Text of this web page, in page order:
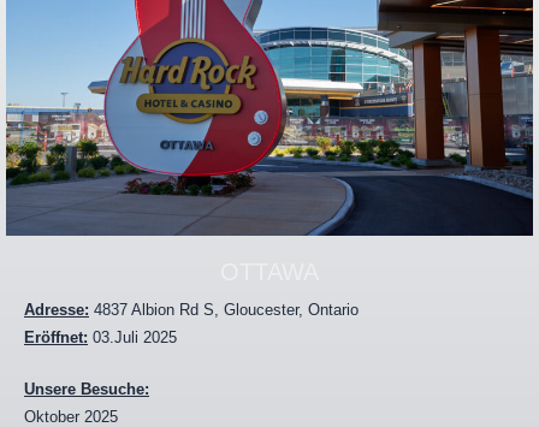
Adresse: 4837 Albion Rd S, Gloucester, Ontario
Eröffnet: 03.Juli 2025
Unsere Besuche:
Oktober 2025